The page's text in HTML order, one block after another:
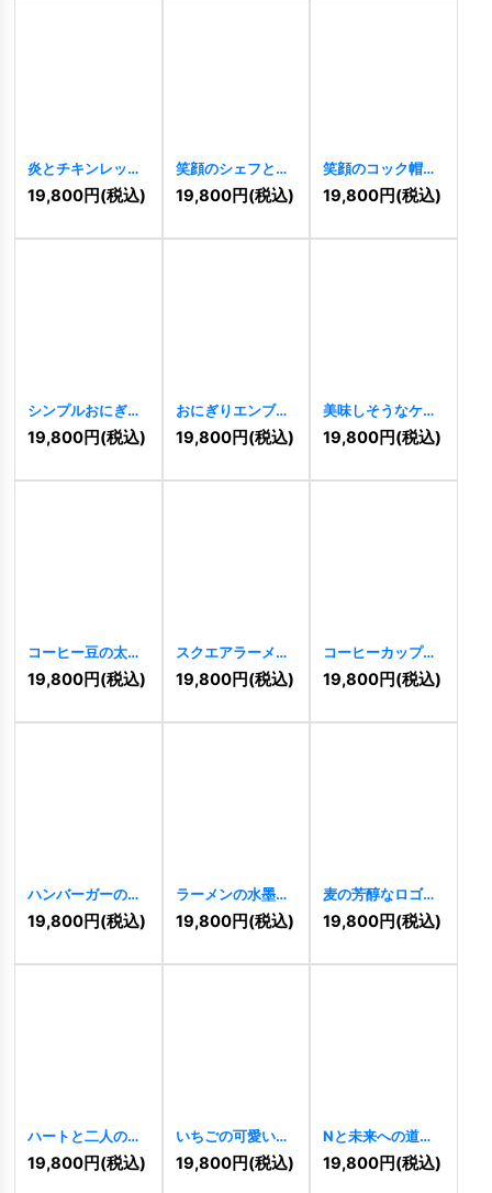
炎とチキンレッグ
のおいしいロゴ
7408
19,800円(税込)
笑顔のシェフと箸
のロゴ [7334]
19,800円(税込)
笑顔のコック帽と
カトラリーのロゴ
6745
19,800円(税込)
シンプルおにぎり
ロゴ[6281]
19,800円(税込)
おにぎりエンブレ
ムロゴ [6268]
19,800円(税込)
美味しそうなケー
キのロゴ[6115]
19,800円(税込)
コーヒー豆の太陽
ロゴ[4462]
19,800円(税込)
スクエアラーメン
ロゴ[4398]
19,800円(税込)
コーヒーカップの
シンプルで美味し
そうなロゴ
19,800円(税込)
ハンバーガーの美
味しそうなロゴ
3649 ]
19,800円(税込)
ラーメンの水墨画
のようなロゴ
3554
19,800円(税込)
麦の芳醇なロゴ
[3574]
19,800円(税込)
ハートと二人の人
をモチーフにした
優しいロゴ
19,800円(税込)
いちごの可愛いロ
ゴ[ 3535]
19,800円(税込)
Nと未来への道の
ロゴ[3185]
19,800円(税込)